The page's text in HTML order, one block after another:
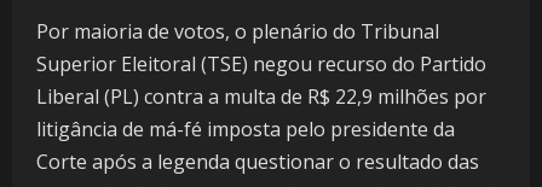
Por maioria de votos, o plenário do Tribunal
Superior Eleitoral (TSE) negou recurso do Partido
Liberal (PL) contra a multa de R$ 22,9 milhões por
litigância de má-fé imposta pelo presidente da
Corte após a legenda questionar o resultado das